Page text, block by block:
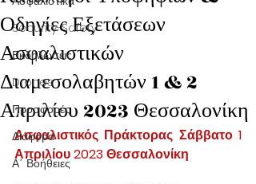
Security-Safety
Εκδηλώσεις
Drones
Προσφορές
Διάφορα
Α΄ Βοήθειες
Οδηγίες Εξετάσεων
Ασφαλιστικών
Διαμεσολαβητών 1 & 2
Απριλίου 2023 Θεσσαλονίκη
Ασφαλιστικός Πράκτορας Σάββατο 1
Απριλίου 2023 Θεσσαλονίκη